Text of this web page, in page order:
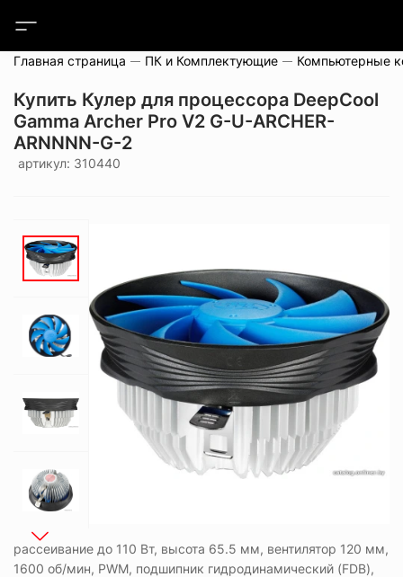
Главная страница ПК и Комплектующие Компьютерные
Купить Кулер для процессора DeepCool
Gamma Archer Pro V2 G-U-ARCHER-
ARNNNN-G-2
артикул: 310440
рассеивание до 110 Вт, высота 65.5 мм, вентилятор 120 мм,
1600 об/мин, PWM, подшипник гидродинамический (FDB),